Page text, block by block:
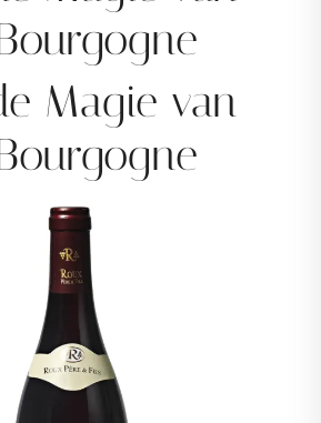
Magie van